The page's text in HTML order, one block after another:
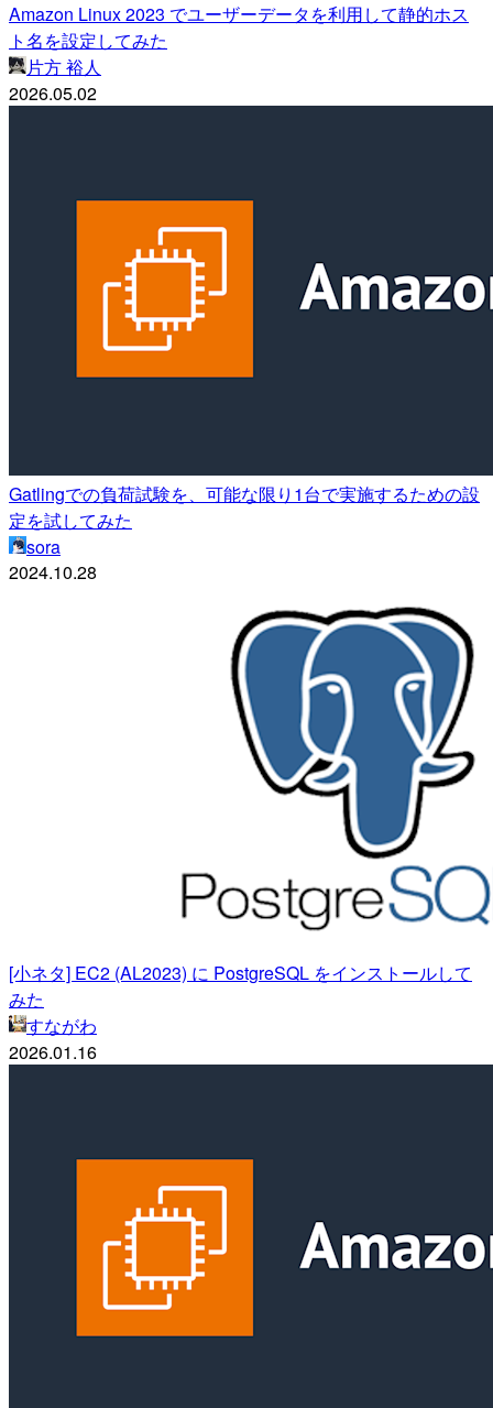
Amazon Linux 2023 でユーザーデータを利用して静的ホス
ト名を設定してみた
片方 裕人
2026.05.02
Gatlingでの負荷試験を、可能な限り1台で実施するための設
定を試してみた
sora
2024.10.28
[小ネタ] EC2 (AL2023) に PostgreSQL をインストールして
みた
すながわ
2026.01.16